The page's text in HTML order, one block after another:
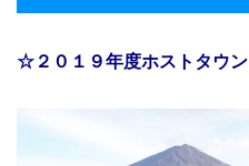
☆２０１９年度ホストタウ